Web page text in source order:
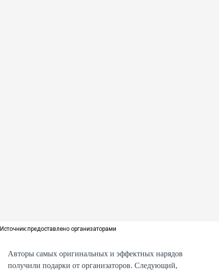
Источник:предоставлено организаторами
Авторы самых оригинальных и эффектных нарядов
получили подарки от организаторов. Следующий,